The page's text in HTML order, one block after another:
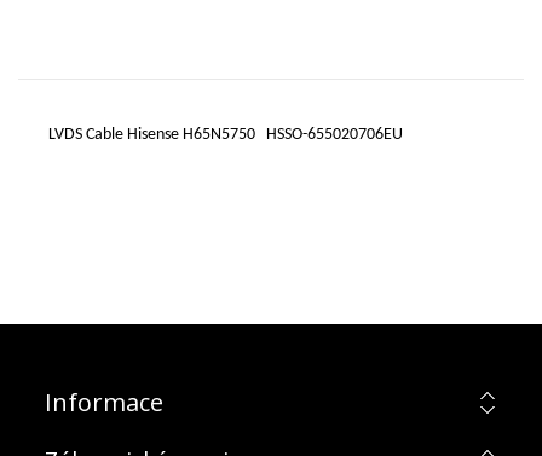
LVDS Cable Hisense H65N5750 HSSO-655020706EU
Informace